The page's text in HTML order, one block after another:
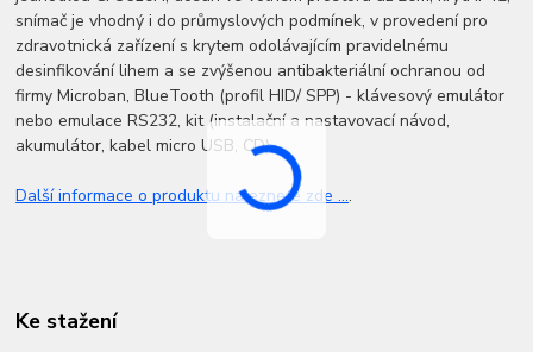
snímač je vhodný i do průmyslových podmínek, v provedení pro
zdravotnická zařízení s krytem odolávajícím pravidelnému
desinfikování lihem a se zvýšenou antibakteriální ochranou od
firmy Microban, BlueTooth (profil HID/ SPP) - klávesový emulátor
nebo emulace RS232, kit (instalační a nastavovací návod,
akumulátor, kabel micro USB, CD)
Další informace o produktu naleznete zde ....
Ke stažení